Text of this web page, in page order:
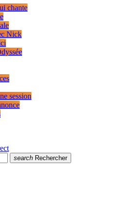
chante
Nick
session
search Rechercher